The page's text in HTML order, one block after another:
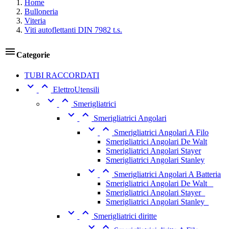
Home
Bulloneria
Viteria
Viti autoflettanti DIN 7982 t.s.
Categorie
TUBI RACCORDATI
  ElettroUtensili
  Smerigliatrici
  Smerigliatrici Angolari
 
Smerigliatrici Angolari A Filo
Smerigliatrici Angolari De Walt
Smerigliatrici Angolari Stayer
Smerigliatrici Angolari Stanley
 
Smerigliatrici Angolari A Batteria
Smerigliatrici Angolari De Walt _
Smerigliatrici Angolari Stayer_
Smerigliatrici Angolari Stanley_
  Smerigliatrici diritte